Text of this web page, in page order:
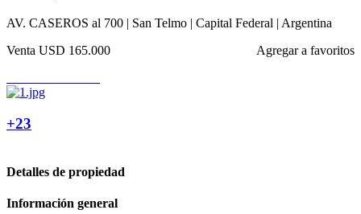
AV. CASEROS al 700 | San Telmo | Capital Federal | Argentina
Agregar a favoritos
Venta USD 165.000
+23
Detalles de propiedad
Información general